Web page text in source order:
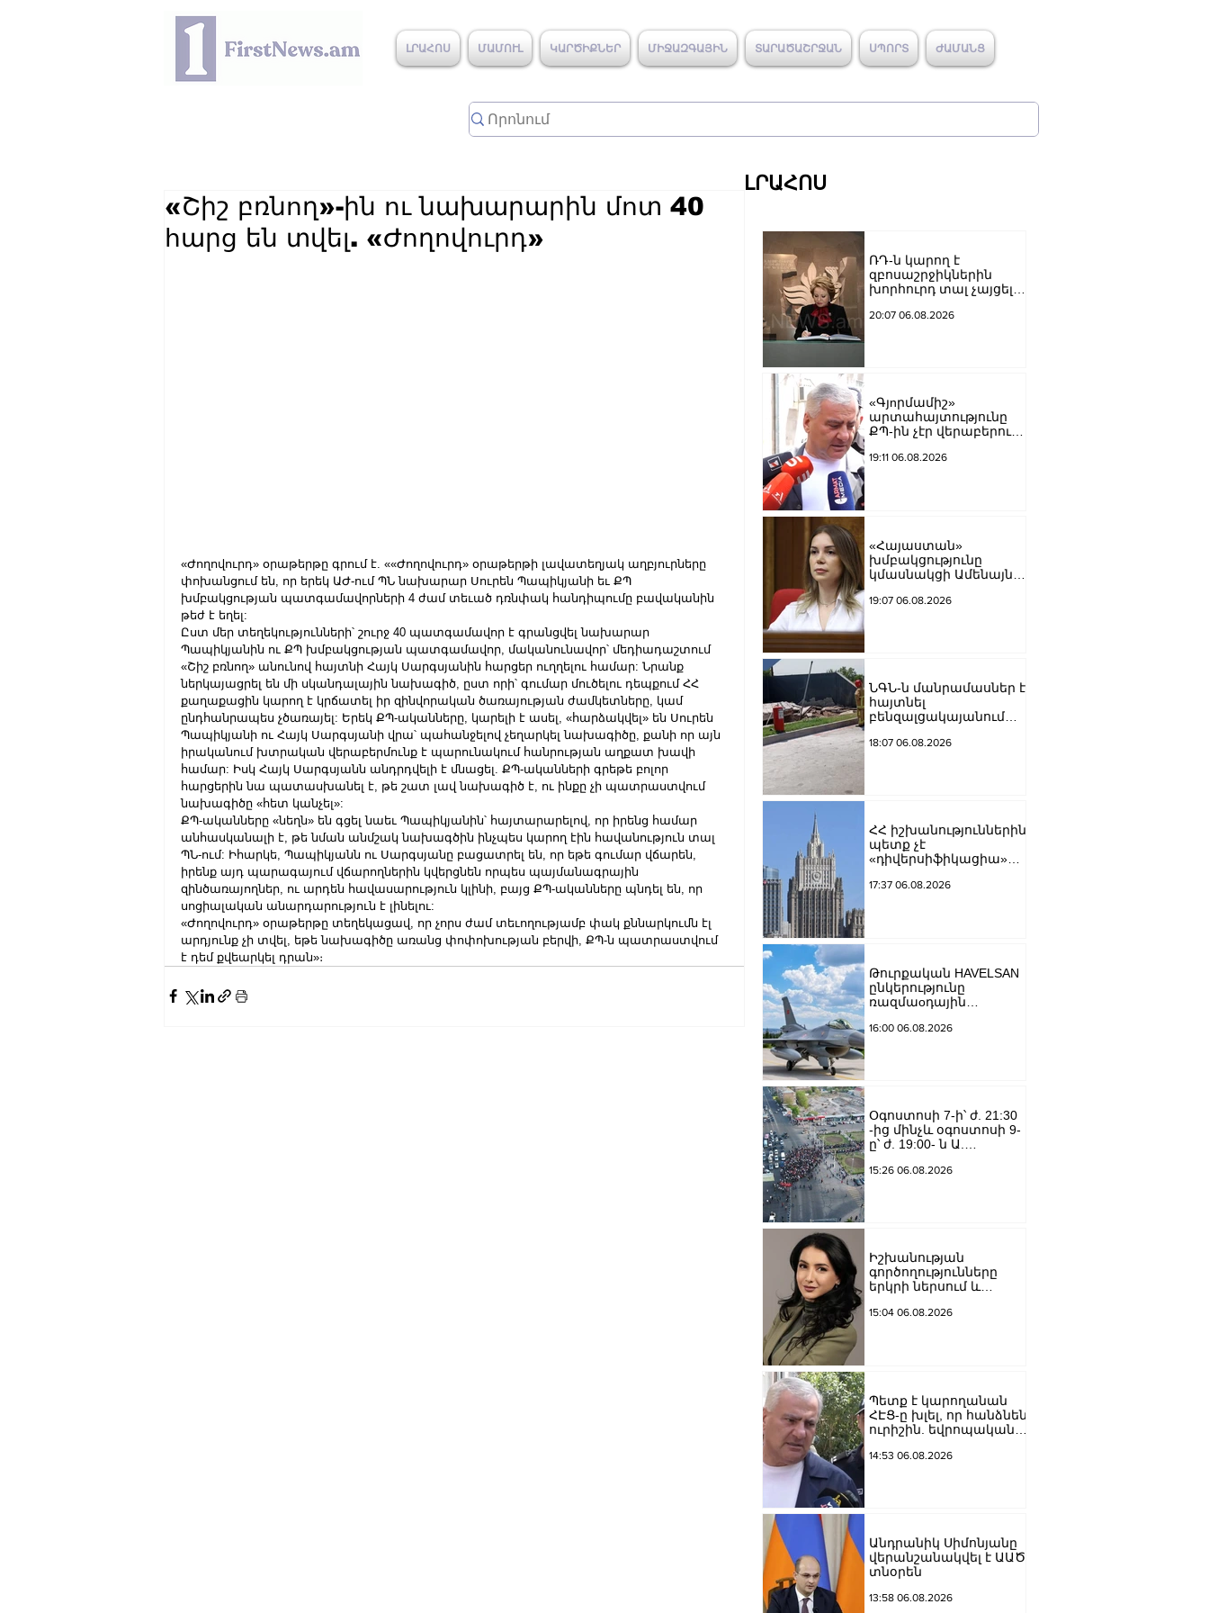
ԼՐԱՀՈՍ ՄԱՄՈՒԼ ԿԱՐԾԻՔՆԵՐ ՄԻՋԱԶԳԱՅԻՆ ՏԱՐԱԾԱՇՐՋԱՆ ՍՊՈՐՏ ԺԱՄԱՆՑ
«Շիշ բռնող»-ին ու նախարարին մոտ 40
հարց են տվել. «Ժողովուրդ»
«Ժողովուրդ» օրաթերթը գրում է. ««Ժողովուրդ» օրաթերթի լավատեղյակ աղբյուրները
փոխանցում են, որ երեկ ԱԺ-ում ՊՆ նախարար Սուրեն Պապիկյանի եւ ՔՊ
խմբակցության պատգամավորների 4 ժամ տեւած դռնփակ հանդիպումը բավականին
թեժ է եղել:
Ըստ մեր տեղեկությունների՝ շուրջ 40 պատգամավոր է գրանցվել նախարար
Պապիկյանին ու ՔՊ խմբակցության պատգամավոր, մականունավոր՝ մեդիադաշտում
«Շիշ բռնող» անունով հայտնի Հայկ Սարգսյանին հարցեր ուղղելու համար: Նրանք
ներկայացրել են մի սկանդալային նախագիծ, ըստ որի՝ գումար մուծելու դեպքում ՀՀ
քաղաքացին կարող է կրճատել իր զինվորական ծառայության ժամկետները, կամ
ընդհանրապես չծառայել: Երեկ ՔՊ-ականները, կարելի է ասել, «հարձակվել» են Սուրեն
Պապիկյանի ու Հայկ Սարգսյանի վրա՝ պահանջելով չեղարկել նախագիծը, քանի որ այն
իրականում խտրական վերաբերմունք է պարունակում հանրության աղքատ խավի
համար: Իսկ Հայկ Սարգսյանն անդրդվելի է մնացել. ՔՊ-ականների գրեթե բոլոր
հարցերին նա պատասխանել է, թե շատ լավ նախագիծ է, ու ինքը չի պատրաստվում
նախագիծը «հետ կանչել»:
ՔՊ-ականները «նեղն» են գցել նաեւ Պապիկյանին՝ հայտարարելով, որ իրենց համար
անհասկանալի է, թե նման անմշակ նախագծին ինչպես կարող էին հավանություն տալ
ՊՆ-ում: Իհարկե, Պապիկյանն ու Սարգսյանը բացատրել են, որ եթե գումար վճարեն,
իրենք այդ պարագայում վճարողներին կվերցնեն որպես պայմանագրային
զինծառայողներ, ու արդեն հավասարություն կլինի, բայց ՔՊ-ականները պնդել են, որ
սոցիալական անարդարություն է լինելու:
«Ժողովուրդ» օրաթերթը տեղեկացավ, որ չորս ժամ տեւողությամբ փակ քննարկումն էլ
արդյունք չի տվել, եթե նախագիծը առանց փոփոխության բերվի, ՔՊ-ն պատրաստվում
է դեմ քվեարկել դրան»։
ԼՐԱՀՈՍ
ՌԴ-ն կարող է
զբոսաշրջիկներին
խորհուրդ տալ չայցելել
ռուսաստանցիների
20:07 06.08.2026
«Գյnրմամիշ»
արտահայտությունը
ՔՊ-ին չէր վերաբերում,
խլnղներին էր
19:11 06.08.2026
«Հայաստան»
խմբակցությունը
կմասնակցի Ամենայն
դատավարությանը․
19:07 06.08.2026
ՆԳՆ-ն մանրամասներ է
հայտնել
բենզալցակայանում
պայթյունից
18:07 06.08.2026
ՀՀ իշխանություններին
պետք չէ
«դիվերսիֆիկացիա»
շրջադարձը դեպի ՌԴ-
17:37 06.08.2026
Թուրքական HAVELSAN
ընկերությունը
ռազմաoդային
կառավարման
16:00 06.08.2026
Օգոստոսի 7-ի՝ ժ. 21:30
-ից մինչև օգոստոսի 9-
ը՝ ժ. 19:00- ն Ա.
Մանկավարժական
փակ է լինելու
15:26 06.08.2026
Իշխանության
գործողությունները
երկրի ներսում և
դրանց
պետականության,
ազգային արժեքների և
արդարու
15:04 06.08.2026
Պետք է կարողանան
ՀԷՑ-ը խլել, որ հանձնեն
ուրիշին. եվրոպական
քայլ գնում ենք առաջ.
14:53 06.08.2026
Անդրանիկ Սիմոնյանը
վերանշանակվել է ԱԱԾ
տնօրեն
13:58 06.08.2026